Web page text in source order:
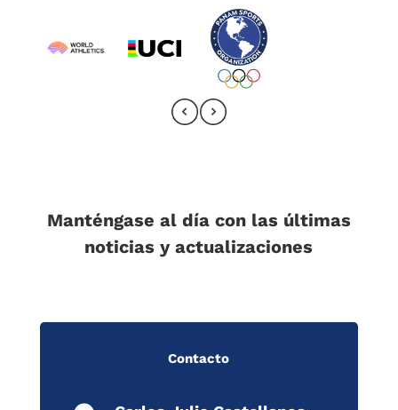
Manténgase al día con las últimas
noticias y actualizaciones
Contacto